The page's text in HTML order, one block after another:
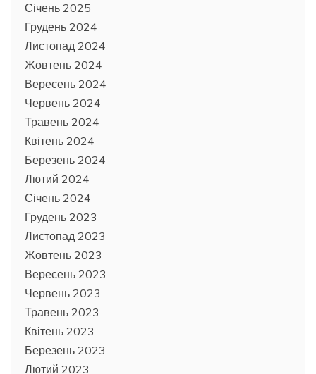
Січень 2025
Грудень 2024
Листопад 2024
Жовтень 2024
Вересень 2024
Червень 2024
Травень 2024
Квітень 2024
Березень 2024
Лютий 2024
Січень 2024
Грудень 2023
Листопад 2023
Жовтень 2023
Вересень 2023
Червень 2023
Травень 2023
Квітень 2023
Березень 2023
Лютий 2023